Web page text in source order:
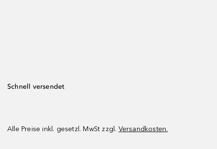
Schnell versendet
Alle Preise inkl. gesetzl. MwSt zzgl. Versandkosten.